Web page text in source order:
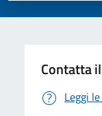
Contatta
Leggi